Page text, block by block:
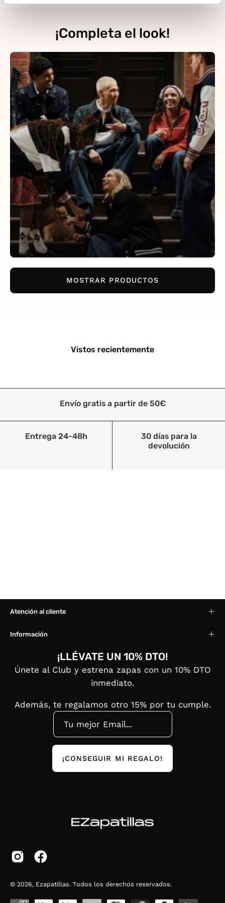
¡Completa el look!
MOSTRAR PRODUCTOS
Vistos recientemente
Envío gratis a partir de 50€
Entrega 24-48h
30 días para la
devolución
Atención al cliente
Información
¡LLÉVATE UN 10% DTO!
Únete al Club y estrena zapas con un 10% DTO
inmediato.
Además, te regalamos otro 15% por tu cumple.
¡CONSEGUIR MI REGALO!
© 2026, Ezapatillas. Todos los derechos reservados.